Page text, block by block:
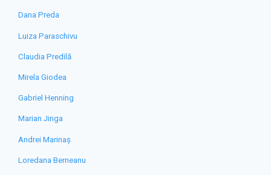
Dana Preda
Luiza Paraschivu
Claudia Predilă
Mirela Giodea
Gabriel Henning
Marian Jinga
Andrei Marinaș
Loredana Berneanu